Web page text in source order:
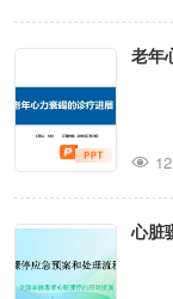
老年
12
心脏